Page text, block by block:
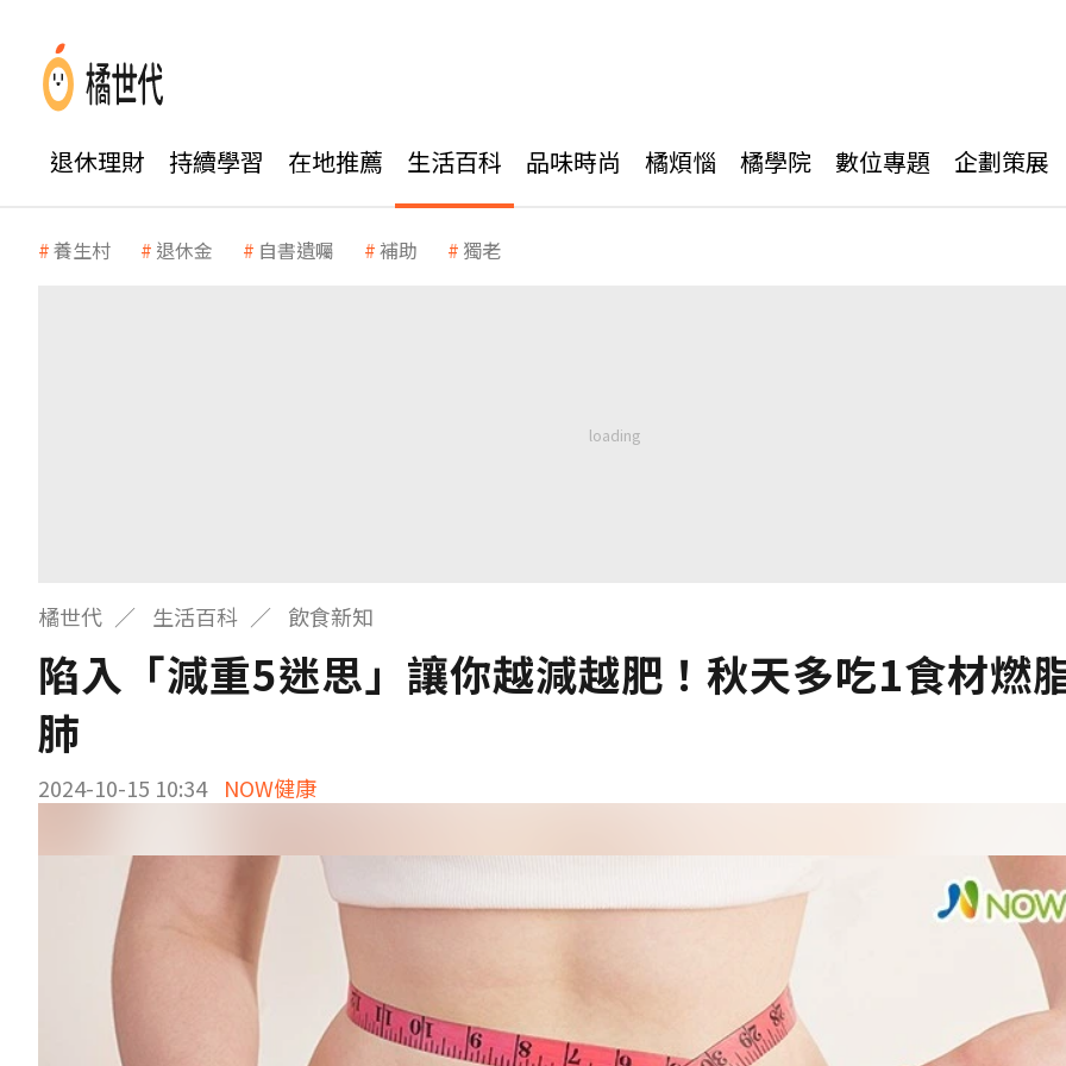
退休理財 持續學習 在地推薦 生活百科 品味時尚 橘煩惱 橘學院 數位專題 企劃策展
養生村 退休金 自書遺囑 補助 獨老
橘世代 生活百科 飲食新知
陷入「減重5迷思」讓你越減越肥！秋天多吃1食材燃
肺
2024-10-15 10:34 NOW健康